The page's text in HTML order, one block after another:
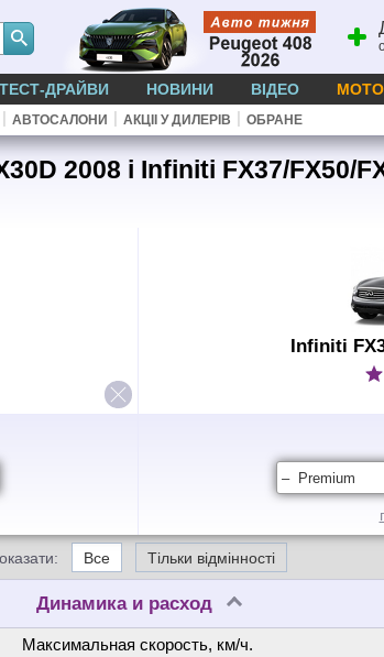
ТЕСТ-ДРАЙВИ НОВИНИ ВІДЕО МОТО
| АВТОСАЛОНИ | АКЦІІ У ДИЛЕРІВ | ОБРАНЕ
2008 і Infiniti FX37/FX50/
Infiniti
Все Тільки відмінності
Динамика и расход
Максимальная скорость, км/ч.